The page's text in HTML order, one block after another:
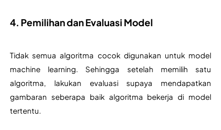
4. Pemilihan dan Evaluasi Model
Tidak semua algoritma cocok digunakan untuk model
machine learning. Sehingga setelah memilih satu
algoritma, lakukan evaluasi supaya mendapatkan
gambaran seberapa baik algoritma bekerja di model
tertentu.